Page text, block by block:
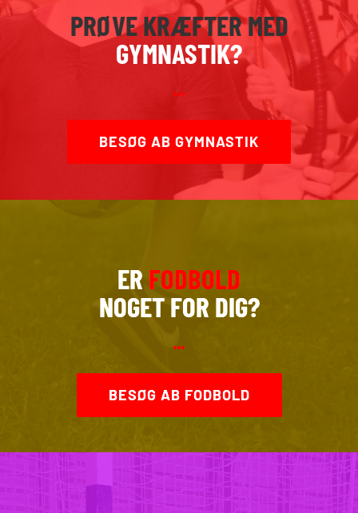
PRØVE KRÆFTER MED
GYMNASTIK?
BESØG AB GYMNASTIK
ER FODBOLD
NOGET FOR DIG?
BESØG AB FODBOLD